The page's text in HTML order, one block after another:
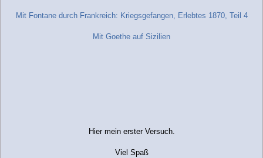
Mit Fontane durch Frankreich: Kriegsgefangen, Erlebtes 1870, Teil 4
Mit Goethe auf Sizilien
Hier mein erster Versuch.
Viel Spaß